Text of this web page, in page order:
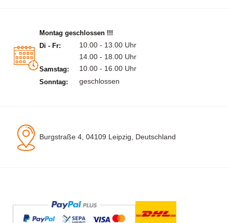
Montag geschlossen !!!
Di - Fr:
10.00 - 13.00 Uhr
14.00 - 18.00 Uhr
Samstag: 10.00 - 16.00 Uhr
Sonntag: geschlossen
Burgstraße 4, 04109 Leipzig, Deutschland